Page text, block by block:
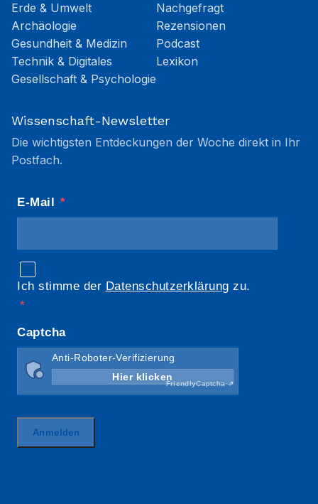
Erde & Umwelt
Archäologie
Gesundheit & Medizin
Technik & Digitales
Gesellschaft & Psychologie
Nachgefragt
Rezensionen
Podcast
Lexikon
Wissenschaft-Newsletter
Die wichtigsten Entdeckungen der Woche direkt in Ihr
Postfach.